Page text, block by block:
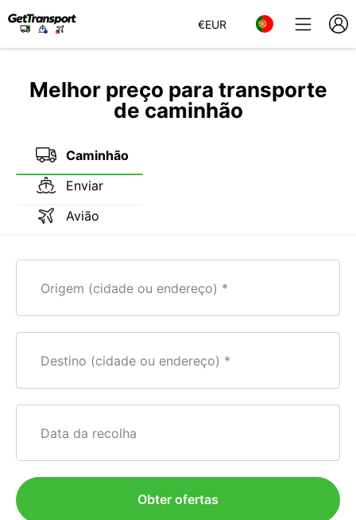
€EUR
Melhor preço para transporte
de caminhão
Caminhão
Enviar
Avião
Origem (cidade ou endereço)
Destino (cidade ou endereço)
Data da recolha
Obter ofertas